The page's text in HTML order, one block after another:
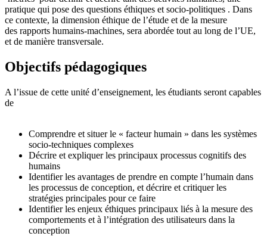
pratique qui pose des questions éthiques et socio-politiques . Dans
ce contexte, la dimension éthique de l’étude et de la mesure
des rapports humains-machines, sera abordée tout au long de l’UE,
et de manière transversale.
Objectifs pédagogiques
A l’issue de cette unité d’enseignement, les étudiants seront capables
de
Comprendre et situer le « facteur humain » dans les systèmes
socio-techniques complexes
Décrire et expliquer les principaux processus cognitifs des
humains
Identifier les avantages de prendre en compte l’humain dans
les processus de conception, et décrire et critiquer les
stratégies principales pour ce faire
Identifier les enjeux éthiques principaux liés à la mesure des
comportements et à l’intégration des utilisateurs dans la
conception